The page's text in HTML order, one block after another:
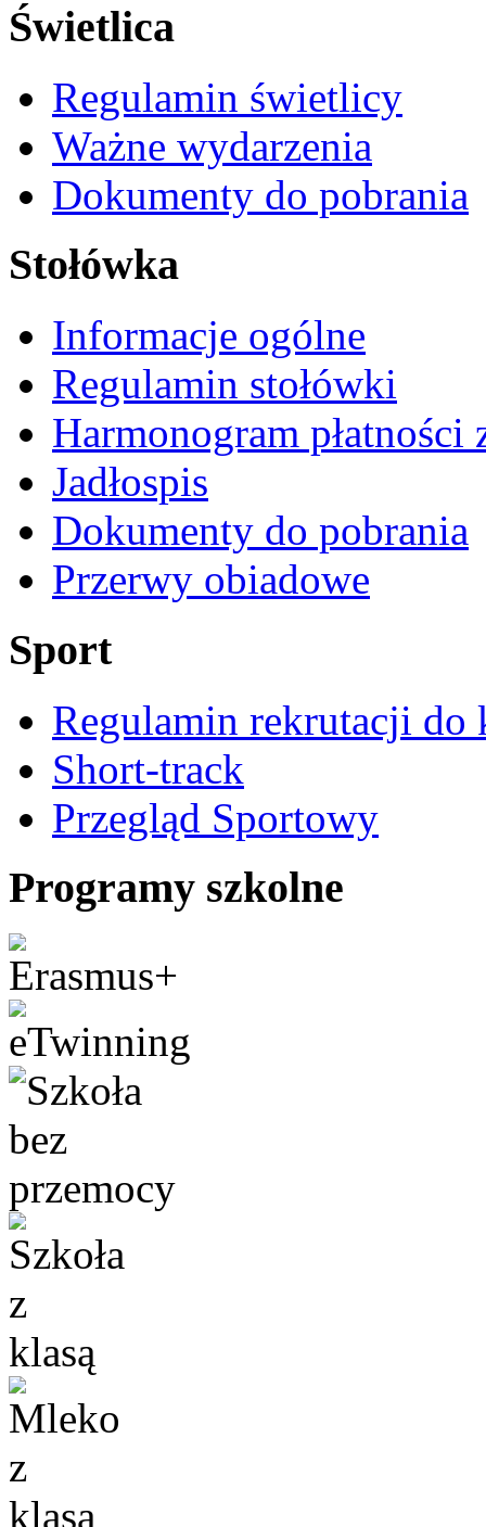
Świetlica
Regulamin świetlicy
Ważne wydarzenia
Dokumenty do pobrania
Stołówka
Informacje ogólne
Regulamin stołówki
Harmonogram płatności
Jadłospis
Dokumenty do pobrania
Przerwy obiadowe
Sport
Regulamin rekrutacji do
Short-track
Przegląd Sportowy
Programy szkolne